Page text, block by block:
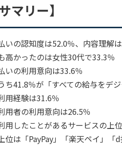
マリー】
の認知度は52.0％、内容理解
かったのは女性30代で33.3％
の利用意向は33.6％
41.8％が「すべての給与をデジ
経験は31.6％
者の利用意向は26.5％
したことがあるサービスの上位
は「PayPay」「楽天ペイ」「d